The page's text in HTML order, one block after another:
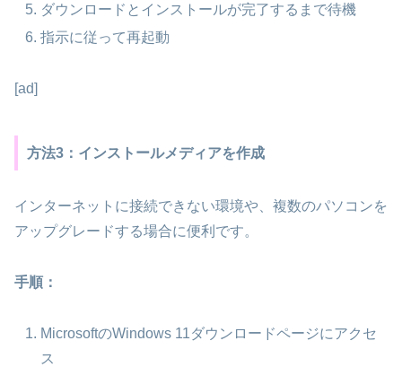
ダウンロードとインストールが完了するまで待機
指示に従って再起動
[ad]
方法3：インストールメディアを作成
インターネットに接続できない環境や、複数のパソコンを
アップグレードする場合に便利です。
手順：
MicrosoftのWindows 11ダウンロードページにアクセ
ス